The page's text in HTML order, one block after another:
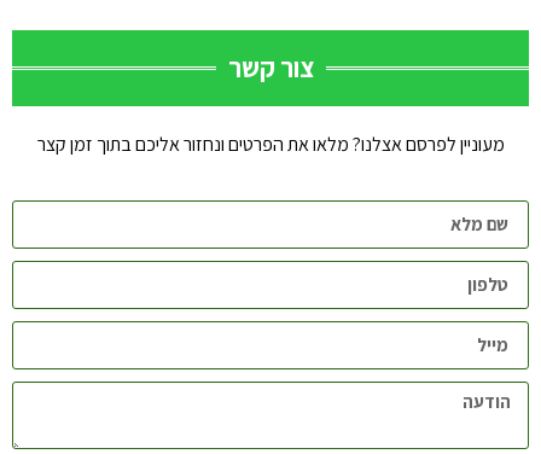
צור קשר
מעוניין לפרסם אצלנו? מלאו את הפרטים ונחזור אליכם בתוך זמן קצר